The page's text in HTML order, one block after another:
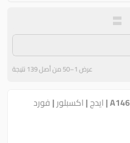
عرض 1–50 من أصل 139 نتيجة
فلتر شوتة | A146926 | ايدج | اكسبلور | فورد